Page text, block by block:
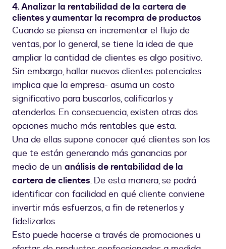
4. Analizar la rentabilidad de la cartera de
clientes y aumentar la recompra de productos
Cuando se piensa en incrementar el flujo de
ventas, por lo general, se tiene la idea de que
ampliar la cantidad de clientes es algo positivo.
Sin embargo, hallar nuevos clientes potenciales
implica que la empresa- asuma un costo
significativo para buscarlos, calificarlos y
atenderlos. En consecuencia, existen otras dos
opciones mucho más rentables que esta.
Una de ellas supone conocer qué clientes son los
que te están generando más ganancias por
medio de un análisis de rentabilidad de la
cartera de clientes. De esta manera, se podrá
identificar con facilidad en qué cliente conviene
invertir más esfuerzos, a fin de retenerlos y
fidelizarlos.
Esto puede hacerse a través de promociones u